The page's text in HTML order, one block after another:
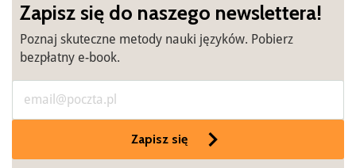
Zapisz się do naszego newslettera!
Poznaj skuteczne metody nauki języków. Pobierz
bezpłatny e-book.
Zapisz się